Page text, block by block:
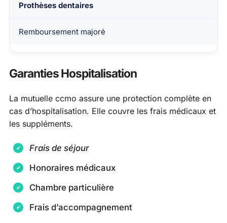
Prothèses dentaires
Remboursement majoré
Garanties Hospitalisation
La mutuelle ccmo assure une protection complète en
cas d’hospitalisation. Elle couvre les frais médicaux et
les suppléments.
Frais de séjour
Honoraires médicaux
Chambre particulière
Frais d’accompagnement